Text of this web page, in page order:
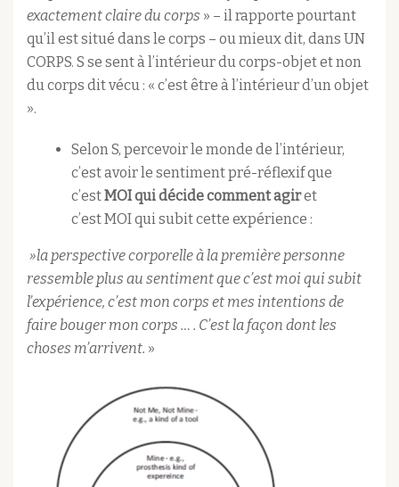
exactement claire du corps » – il rapporte pourtant
qu’il est situé dans le corps – ou mieux dit, dans UN
CORPS. S se sent à l’intérieur du corps-objet et non
du corps dit vécu : « c’est être à l’intérieur d’un objet
».
Selon S, percevoir le monde de l’intérieur,
c’est avoir le sentiment pré-réflexif que
c’estMOI qui décide comment agiret
c’est MOI qui subit cette expérience :
»la perspective corporelle à la première personne
ressemble plus au sentiment que c’est moi qui subit
l’expérience, c’est mon corps et mes intentions de
faire bouger mon corps … . C’est la façon dont les
choses m’arrivent. »